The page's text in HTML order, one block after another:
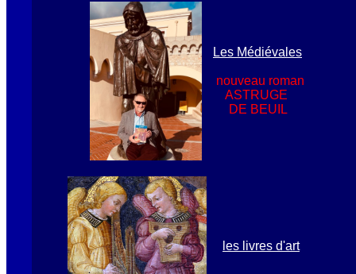
Les Médiévales
nouveau roman
ASTRUGE
DE BEUIL
les livres d'art